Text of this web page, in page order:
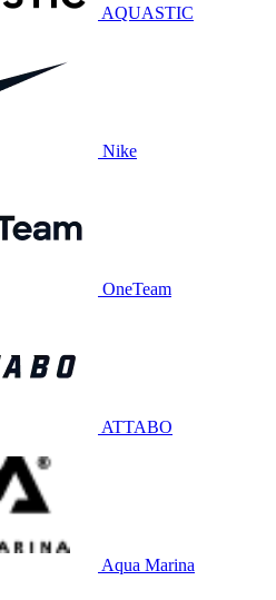
AQUASTIC
Nike
OneTeam
ATTABO
Aqua Marina